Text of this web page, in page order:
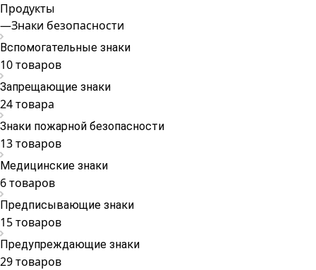
Продукты
—Знаки безопасности
Вспомогательные знаки
10 товаров
Запрещающие знаки
24 товара
Знаки пожарной безопасности
13 товаров
Медицинские знаки
6 товаров
Предписывающие знаки
15 товаров
Предупреждающие знаки
29 товаров